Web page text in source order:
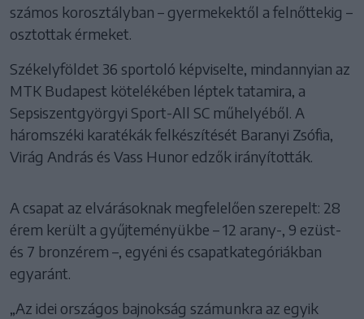
számos korosztályban – gyermekektől a felnőttekig –
osztottak érmeket.
Székelyföldet 36 sportoló képviselte, mindannyian az
MTK Budapest kötelékében léptek tatamira, a
Sepsiszentgyörgyi Sport-All SC műhelyéből. A
háromszéki karatékák felkészítését Baranyi Zsófia,
Virág András és Vass Hunor edzők irányították.
A csapat az elvárásoknak megfelelően szerepelt: 28
érem került a gyűjteményükbe – 12 arany-, 9 ezüst-
és 7 bronzérem –, egyéni és csapatkategóriákban
egyaránt.
„Az idei országos bajnokság számunkra az egyik